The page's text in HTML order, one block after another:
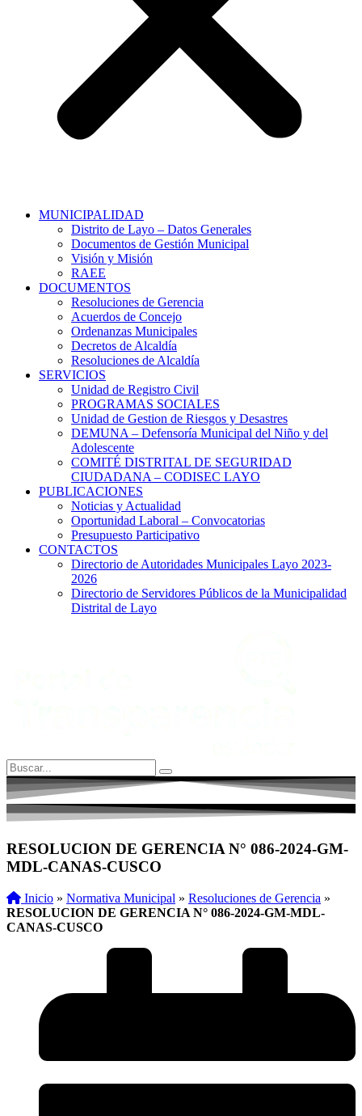
MUNICIPALIDAD
Distrito de Layo – Datos Generales
Documentos de Gestión Municipal
Visión y Misión
RAEE
DOCUMENTOS
Resoluciones de Gerencia
Acuerdos de Concejo
Ordenanzas Municipales
Decretos de Alcaldía
Resoluciones de Alcaldía
SERVICIOS
Unidad de Registro Civil
PROGRAMAS SOCIALES
Unidad de Gestion de Riesgos y Desastres
DEMUNA – Defensoría Municipal del Niño y del
Adolescente
COMITÉ DISTRITAL DE SEGURIDAD
CIUDADANA – CODISEC LAYO
PUBLICACIONES
Noticias y Actualidad
Oportunidad Laboral – Convocatorias
Presupuesto Participativo
CONTACTOS
Directorio de Autoridades Municipales Layo 2023-
2026
Directorio de Servidores Públicos de la Municipalidad
Distrital de Layo
RESOLUCION DE GERENCIA N° 086-2024-GM-
MDL-CANAS-CUSCO
Inicio » Normativa Municipal » Resoluciones de Gerencia »
RESOLUCION DE GERENCIA N° 086-2024-GM-MDL-
CANAS-CUSCO